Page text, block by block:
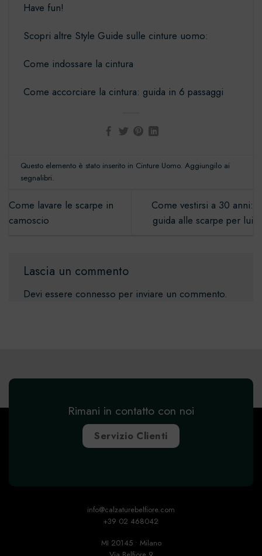
Have fun!
Scopri altre Style Guide sulle cinture uomo:
Come indossare la cintura
Come accorciare la cintura: guida in 6 passaggi
Questo elemento è stato inserito in Cinture Uomo. Aggiungilo ai
segnalibri.
Come lavare le scarpe in
camoscio
Come vestirsi a 30 anni:
guida alle scarpe per lui
Lascia un commento
Devi essere connesso per inviare un commento.
Rimani in contatto con noi
Servizio Clienti
info@calzaturebelfiore.com
+39 02 468042
MI 20145 • Milano